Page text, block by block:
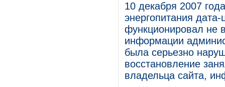
10 декабря 2007
энергопитания
функционировал не
информации
была серьезно
восстановление
владельца сайта,